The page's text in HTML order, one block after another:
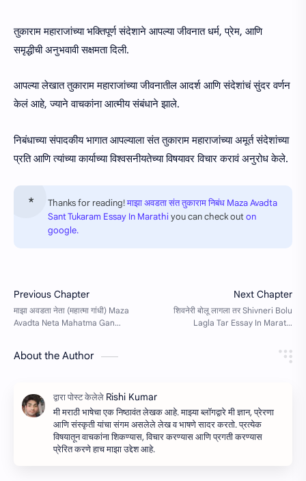
तुकाराम महाराजांच्या भक्तिपूर्ण संदेशाने आपल्या जीवनात धर्म, प्रेम, आणि
समृद्धीची अनुभवावी सक्षमता दिली.
आपल्या लेखात तुकाराम महाराजांच्या जीवनातील आदर्श आणि संदेशांचं सुंदर वर्णन
केलं आहे, ज्याने वाचकांना आत्मीय संबंधाने झाले.
निबंधाच्या संपादकीय भागात आपल्याला संत तुकाराम महाराजांच्या अमूर्त संदेशांच्या
प्रति आणि त्यांच्या कार्याच्या विश्वसनीयतेच्या विषयावर विचार करावं अनुरोध केले.
Thanks for reading!माझा अवडता संत तुकाराम निबंध Maza Avadta
Sant Tukaram Essay In Marathiyou can check outon
google.
About the Author
मी मराठी भाषेचा एक निष्ठावंत लेखक आहे. माझ्या ब्लॉगद्वारे मी ज्ञान, प्रेरणा
आणि संस्कृती यांचा संगम असलेले लेख व भाषणे सादर करतो. प्रत्येक
विषयातून वाचकांना शिकण्यास, विचार करण्यास आणि प्रगती करण्यास
प्रेरित करणे हाच माझा उद्देश आहे.